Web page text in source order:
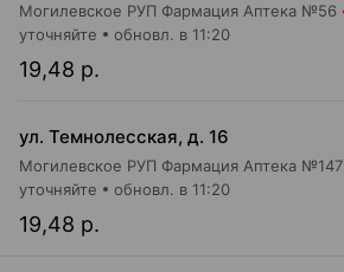
Могилевское РУП Фармация Аптека №56
19,48 р.
уточняйте обновл. в 11:20
ул. Темнолесская, д. 16
Могилевское РУП Фармация Аптека №147
19,48 р.
уточняйте обновл. в 11:20